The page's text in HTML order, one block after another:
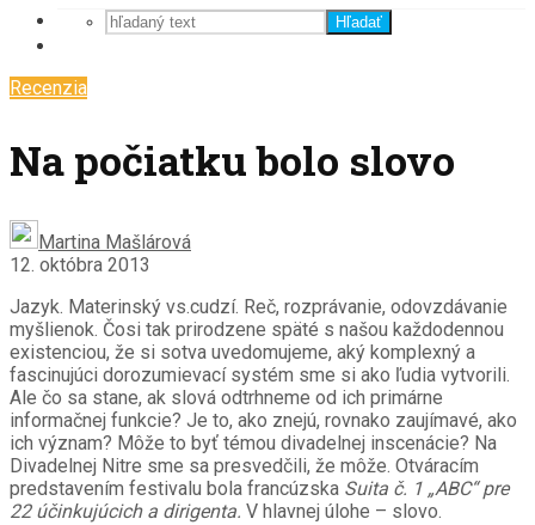
Hľadať
Recenzia
Na počiatku bolo slovo
Martina Mašlárová
12. októbra 2013
Jazyk. Materinský vs.cudzí. Reč, rozprávanie, odovzdávanie
myšlienok. Čosi tak prirodzene späté s našou každodennou
existenciou, že si sotva uvedomujeme, aký komplexný a
fascinujúci dorozumievací systém sme si ako ľudia vytvorili.
Ale čo sa stane, ak slová odtrhneme od ich primárne
informačnej funkcie? Je to, ako znejú, rovnako zaujímavé, ako
ich význam? Môže to byť témou divadelnej inscenácie? Na
Divadelnej Nitre sme sa presvedčili, že môže. Otváracím
predstavením festivalu bola francúzska Suita č. 1 „ABC“ pre
22 účinkujúcich a dirigenta. V hlavnej úlohe – slovo.